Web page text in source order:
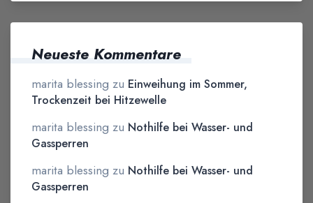
Neueste Kommentare
marita blessing zu Einweihung im Sommer,
Trockenzeit bei Hitzewelle
marita blessing zu Nothilfe bei Wasser- und
Gassperren
marita blessing zu Nothilfe bei Wasser- und
Gassperren